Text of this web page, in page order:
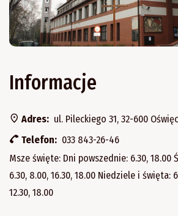
Informacje
Adres: ul. Pileckiego 31, 32-600
Telefon: 033 843-26-46
Msze święte: Dni powszednie: 6.30, 18.00
6.30, 8.00, 16.30, 18.00 Niedziele i święta:
12.30, 18.00